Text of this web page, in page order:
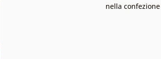
nella confezione